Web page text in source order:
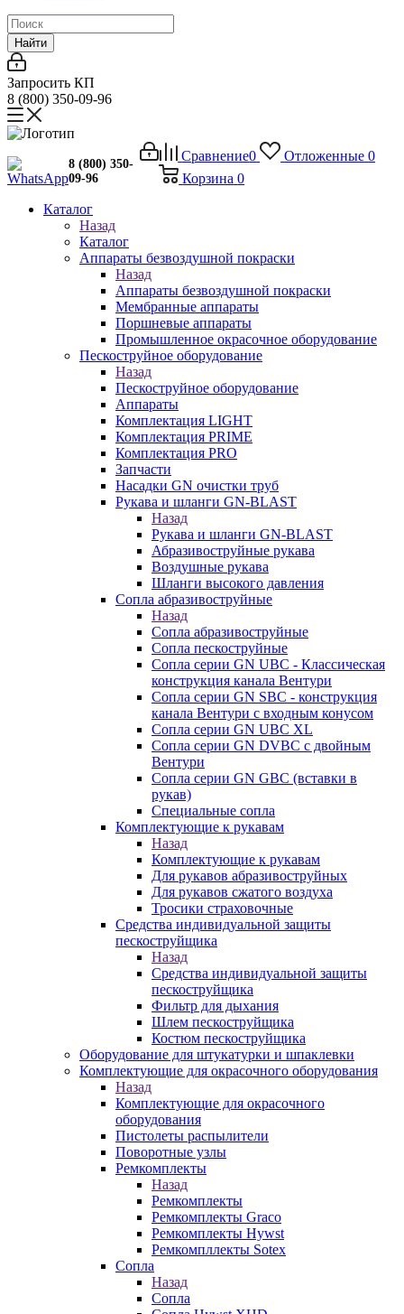
Найти
Запросить КП
8 (800) 350-09-96
Сравнение0 Отложенные 0
Корзина 0
8 (800) 350-
09-96
Каталог
Назад
Каталог
Аппараты безвоздушной покраски
Назад
Аппараты безвоздушной покраски
Мембранные аппараты
Поршневые аппараты
Промышленное окрасочное оборудование
Пескоструйное оборудование
Назад
Пескоструйное оборудование
Аппараты
Комплектация LIGHT
Комплектация PRIME
Комплектация PRO
Запчасти
Насадки GN очистки труб
Рукава и шланги GN-BLAST
Назад
Рукава и шланги GN-BLAST
Абразивоструйные рукава
Воздушные рукава
Шланги высокого давления
Сопла абразивоструйные
Назад
Сопла абразивоструйные
Сопла пескоструйные
Сопла серии GN UBC - Классическая
конструкция канала Вентури
Сопла серии GN SBC - конструкция
канала Вентури c входным конусом
Сопла серии GN UBC XL
Сопла серии GN DVBC с двойным
Вентури
Сопла серии GN GBC (вставки в
рукав)
Специальные сопла
Комплектующие к рукавам
Назад
Комплектующие к рукавам
Для рукавов абразивоструйных
Для рукавов сжатого воздуха
Тросики страховочные
Средства индивидуальной защиты
пескоструйщика
Назад
Средства индивидуальной защиты
пескоструйщика
Фильтр для дыхания
Шлем пескоструйщика
Костюм пескоструйщика
Оборудование для штукатурки и шпаклевки
Комплектующие для окрасочного оборудования
Назад
Комплектующие для окрасочного
оборудования
Пистолеты распылители
Поворотные узлы
Ремкомплекты
Назад
Ремкомплекты
Ремкомплекты Graco
Ремкомплекты Hywst
Ремкомпллекты Sotex
Сопла
Назад
Сопла